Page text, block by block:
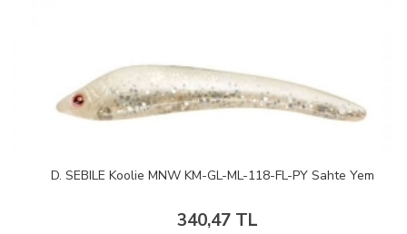
D. SEBILE Koolie MNW KM-GL-ML-118-FL-PY Sahte Yem
340,47 TL